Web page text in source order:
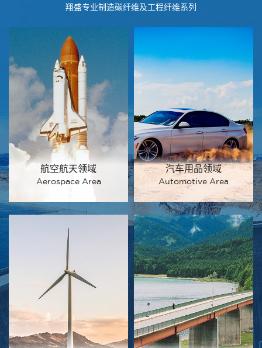
翔盛专业制造碳纤维及工程纤维系列
航空航天领域
Aerospace Area
汽车用品领域
Automotive Area